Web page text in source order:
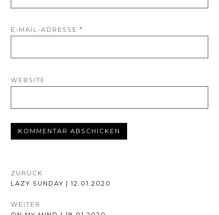
E-MAIL-ADRESSE*
WEBSITE
BEITRAGSNAVIGATION
ZURÜCK
VORHERIGER
LAZY SUNDAY | 12.01.2020
WEITER